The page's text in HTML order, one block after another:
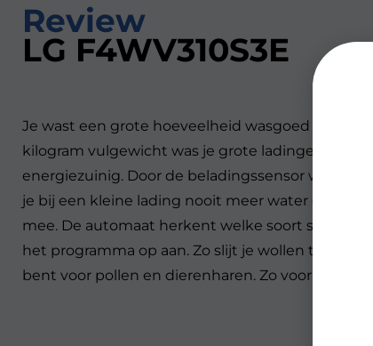
Review
LG F4WV310S3E
Je wast een grote hoeveelheid wasgoed
kilogram vulgewicht was je grote ladingen
energiezuinig. Door de beladingssensor weet
je bij een kleine lading nooit meer water en
mee. De automaat herkent welke soort stof er
het programma op aan. Zo slijt je wollen trui
bent voor pollen en dierenharen. Zo voorkom je